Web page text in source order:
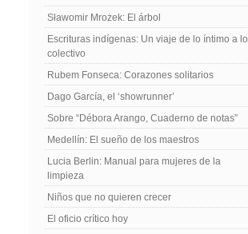
Sławomir Mrożek: El árbol
Escrituras indígenas: Un viaje de lo íntimo a lo
colectivo
Rubem Fonseca: Corazones solitarios
Dago García, el ‘showrunner’
Sobre “Débora Arango, Cuaderno de notas”
Medellín: El sueño de los maestros
Lucia Berlin: Manual para mujeres de la
limpieza
Niños que no quieren crecer
El oficio crítico hoy